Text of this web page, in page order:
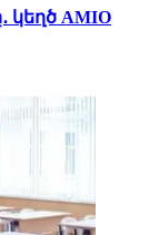
կեղծ AMIO